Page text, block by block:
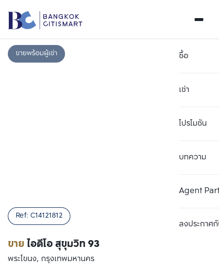
ซื้อ
เช่า
โปรโมชัน
บทความ
Agent
ลงประกาศกั
ขายพร้อมผู้เช่า
ขายไอดีโอ สุขุมวิท 93
Ref: C14121812
พระโขนง, กรุงเทพมหานคร